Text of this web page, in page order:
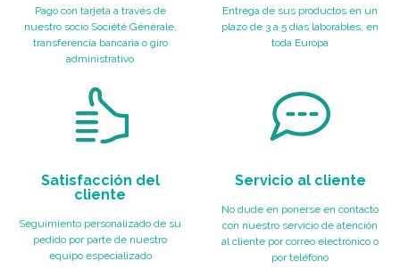
Pago con tarjeta a través de
nuestro socio Société Générale,
transferencia bancaria o giro
administrativo
Entrega de sus productos en un
plazo de 3 a 5 días laborables, en
toda Europa
Satisfacción del
cliente
Seguimiento personalizado de su
pedido por parte de nuestro
equipo especializado
Servicio al cliente
No dude en ponerse en contacto
con nuestro servicio de atención
al cliente por correo electrónico o
por teléfono